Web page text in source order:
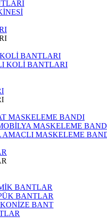
BANTLARI
KOLİ BANTLARI
MASKELEME BANDI
MASKELEME
AMAÇLI MASKELEME
BANTLAR
BANTLAR
BANT